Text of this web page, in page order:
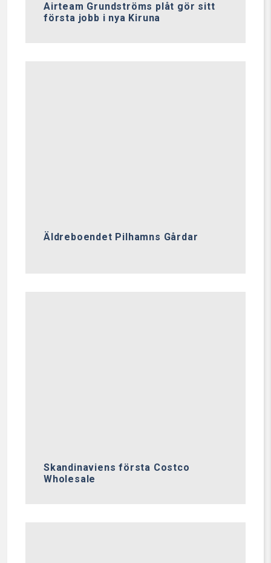
Airteam Grundströms plåt gör sitt
första jobb i nya Kiruna
Äldreboendet Pilhamns Gårdar
Skandinaviens första Costco
Wholesale